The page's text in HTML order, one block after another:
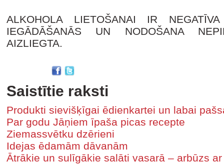
ALKOHOLA LIETOŠANAI IR
IEGĀDĀŠANĀS UN NODOŠANA
AIZLIEGTA.
Saistītie raksti
Produkti sievišķīgai ēdienkartei un labai
Par godu Jāņiem īpaša picas recepte
Ziemassvētku dzērieni
Idejas ēdamām dāvanām
Ātrākie un sulīgākie salāti vasarā – arbūzs